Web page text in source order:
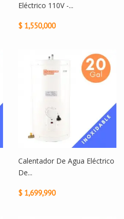
Eléctrico 110V -...
$ 1,550,000
Calentador De Agua Eléctrico
De...
$ 1,699,990